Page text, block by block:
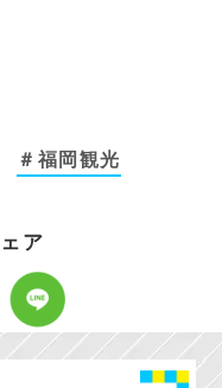
＃福岡観光
ア